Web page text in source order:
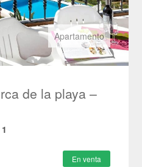
Apartamento
de la playa –
1
En venta